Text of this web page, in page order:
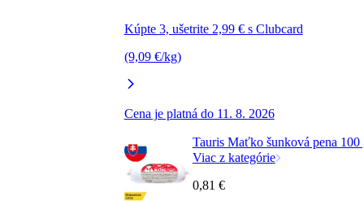
Kúpte 3, ušetrite 2,99 € s Clubcard
(9,09 €/kg)
Cena je platná do 11. 8. 2026
Tauris Maťko šunková pena 100
Viac z kategórie
0,81 €